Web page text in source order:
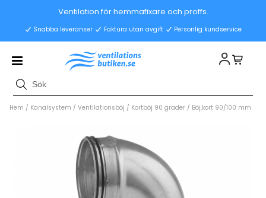
Ventilation för hemmafixare och proffs.
Snabba leveranser Faktura utan avgift Personlig kundservice
Hem / Kanalsystem / Ventilationsböj / Kortböj 90 grader / Böj,kort 90/100 mm